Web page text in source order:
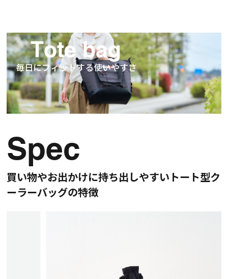
Tote bag
毎日にフィットする使いやすさ
Spec
買い物やお出かけに持ち出しやすいトート型ク
ーラーバッグの特徴